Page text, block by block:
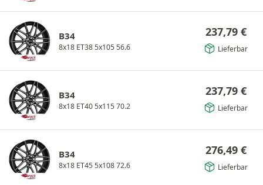
B34
8x18 ET38 5x105 56.6
237,79 €
Lieferbar
B34
8x18 ET40 5x115 70.2
237,79 €
Lieferbar
B34
8x18 ET45 5x108 72.6
276,49 €
Lieferbar